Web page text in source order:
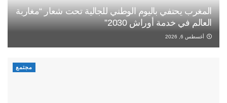
المغرب يحتفي باليوم الوطني للجالية تحت شعار “مغاربة
العالم في خدمة أوراش 2030”
أغسطس 6, 2026
مجتمع